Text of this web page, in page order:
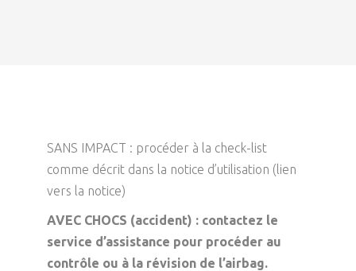
SANS IMPACT : procéder à la check-list
comme décrit dans la notice d’utilisation (lien
vers la notice)
AVEC CHOCS (accident) : contactez le
service d’assistance pour procéder au
contrôle ou à la révision de l’airbag.